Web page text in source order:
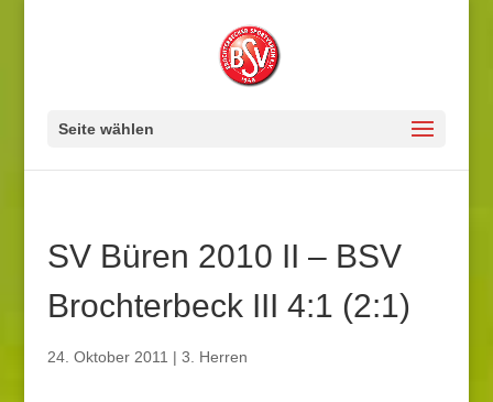
Seite wählen
SV Büren 2010 II – BSV
Brochterbeck III 4:1 (2:1)
24. Oktober 2011 | 3. Herren